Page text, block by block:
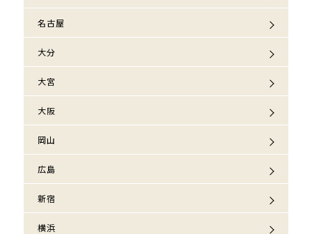
名古屋
大分
大宮
大阪
岡山
広島
新宿
横浜